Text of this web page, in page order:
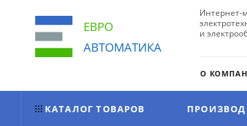
ЕВРО
АВТОМАТИКА
Интернет-
и
О
КАТАЛОГ ТОВАРОВ